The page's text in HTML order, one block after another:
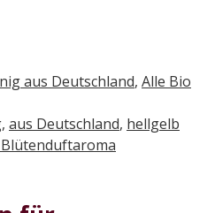
aus Deutschland, Alle Bio
, aus Deutschland, hellgelb